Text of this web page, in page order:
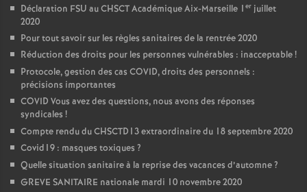
Déclaration FSU au CHSCT Académique Aix-Marseille 1 er juillet
2020
Pour tout savoir sur les règles sanitaires de la rentrée 2020
Réduction des droits pour les personnes vulnérables : inacceptable!
Protocole, gestion des cas COVID, droits des personnels :
précisions importantes
COVID Vous avez des questions, nous avons des réponses
syndicales !
Compte rendu du CHSCTD13 extraordinaire du 18 septembre 2020
Covid19 : masques toxiques ?
Quelle situation sanitaire à la reprise des vacances d’automne?
GREVE SANITAIRE nationale mardi 10 novembre 2020